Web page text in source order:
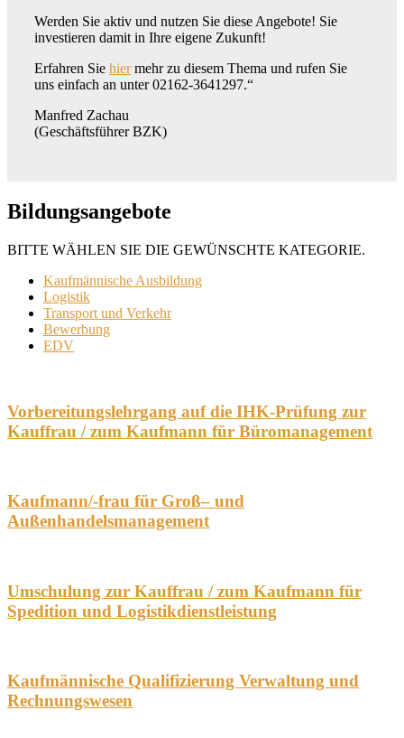
Werden Sie aktiv und nutzen Sie diese Angebote! Sie
investieren damit in Ihre eigene Zukunft!
Erfahren Sie hiermehr zu diesem Thema und rufen Sie
uns einfach an unter 02162-3641297.“
Manfred Zachau
(Geschäftsführer BZK)
Bildungsangebote
BITTE WÄHLEN SIE DIE GEWÜNSCHTE KATEGORIE.
Kaufmännische Ausbildung
Logistik
Transport und Verkehr
Bewerbung
EDV
Vorbereitungslehrgang auf die IHK-Prüfung zur
Kauffrau / zum Kaufmann für Büromanagement
Kaufmann/-frau für Groß– und
Außenhandelsmanagement
Umschulung zur Kauffrau / zum Kaufmann für
Spedition und Logistikdienstleistung
Kaufmännische Qualifizierung Verwaltung und
Rechnungswesen